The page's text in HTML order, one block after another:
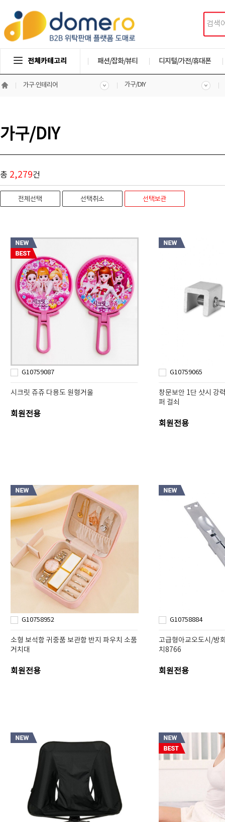
전체카테고리 패션/잡화/뷰티 디지털/가전/휴대폰
가구·인테리어 가구/DIY
가구/DIY
총 2,279건
G10759087
시크릿 쥬쥬 다용도 원형거울
회원전용
G10759065
창문보안 1단 샷시 강
퍼 걸쇠
회원전용
G10758952
소형 보석함 귀중품 보관함 반지 파우치 소품
거치대
회원전용
G10758884
고급형아교오도시/방
치8766
회원전용